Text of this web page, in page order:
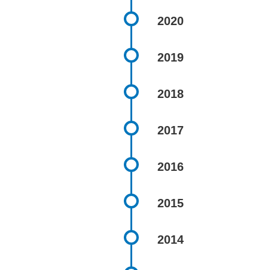
2020
2019
2018
2017
2016
2015
2014